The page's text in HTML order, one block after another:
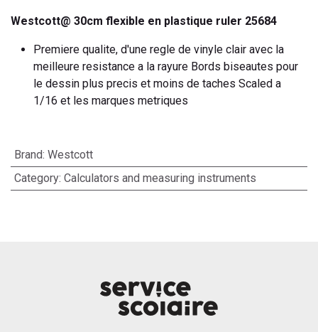
Westcott@ 30cm flexible en plastique ruler 25684
Premiere qualite, d'une regle de vinyle clair avec la
meilleure resistance a la rayure Bords biseautes pour
le dessin plus precis et moins de taches Scaled a
1/16 et les marques metriques
Brand: Westcott
Category: Calculators and measuring instruments